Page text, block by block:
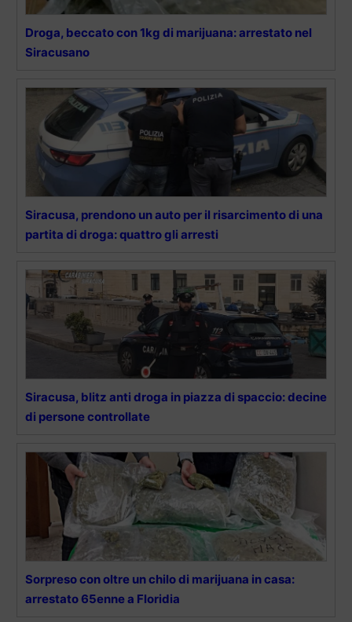
Droga, beccato con 1kg di marijuana: arrestato nel
Siracusano
Siracusa, prendono un auto per il risarcimento di una
partita di droga: quattro gli arresti
Siracusa, blitz anti droga in piazza di spaccio: decine
di persone controllate
Sorpreso con oltre un chilo di marijuana in casa:
arrestato 65enne a Floridia